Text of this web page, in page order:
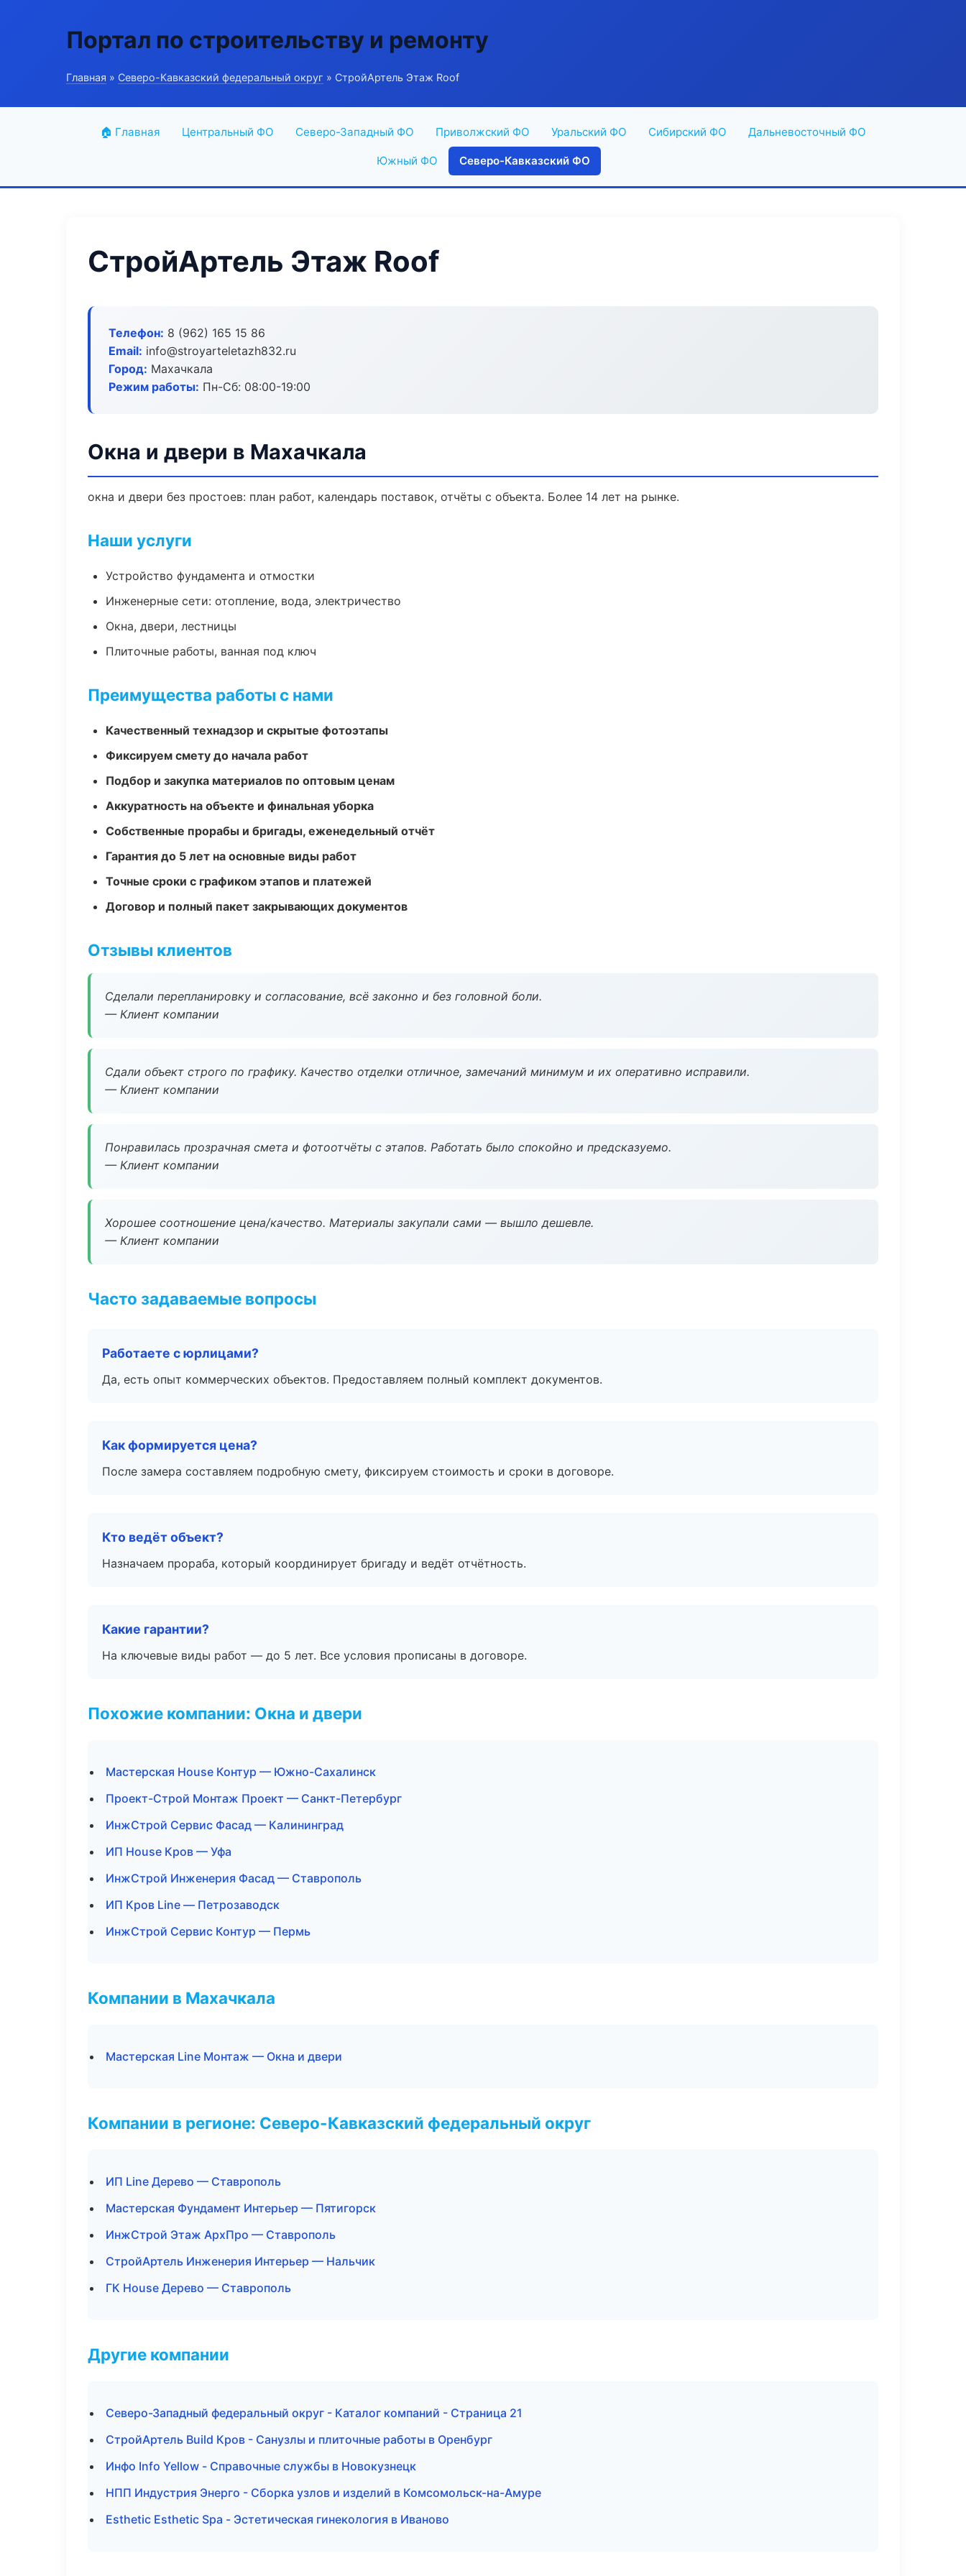
Портал по строительству и ремонту
Главная » Северо-Кавказский федеральный округ » СтройАртель Этаж Roof
🏠 Главная Центральный ФО Северо-Западный ФО Приволжский ФО Уральский ФО Сибирский ФО Дальневосточный ФО
Южный ФО Северо-Кавказский ФО
СтройАртель Этаж Roof
Телефон: 8 (962) 165 15 86
Email: info@stroyarteletazh832.ru
Город: Махачкала
Режим работы: Пн-Сб: 08:00-19:00
Окна и двери в Махачкала
окна и двери без простоев: план работ, календарь поставок, отчёты с объекта. Более 14 лет на рынке.
Наши услуги
Устройство фундамента и отмостки
Инженерные сети: отопление, вода, электричество
Окна, двери, лестницы
Плиточные работы, ванная под ключ
Преимущества работы с нами
Качественный технадзор и скрытые фотоэтапы
Фиксируем смету до начала работ
Подбор и закупка материалов по оптовым ценам
Аккуратность на объекте и финальная уборка
Собственные прорабы и бригады, еженедельный отчёт
Гарантия до 5 лет на основные виды работ
Точные сроки с графиком этапов и платежей
Договор и полный пакет закрывающих документов
Отзывы клиентов
Сделали перепланировку и согласование, всё законно и без головной боли.
— Клиент компании
Сдали объект строго по графику. Качество отделки отличное, замечаний минимум и их оперативно исправили.
— Клиент компании
Понравилась прозрачная смета и фотоотчёты с этапов. Работать было спокойно и предсказуемо.
— Клиент компании
Хорошее соотношение цена/качество. Материалы закупали сами — вышло дешевле.
— Клиент компании
Часто задаваемые вопросы
Работаете с юрлицами?
Да, есть опыт коммерческих объектов. Предоставляем полный комплект документов.
Как формируется цена?
После замера составляем подробную смету, фиксируем стоимость и сроки в договоре.
Кто ведёт объект?
Назначаем прораба, который координирует бригаду и ведёт отчётность.
Какие гарантии?
На ключевые виды работ — до 5 лет. Все условия прописаны в договоре.
Похожие компании: Окна и двери
Мастерская House Контур — Южно-Сахалинск
Проект-Строй Монтаж Проект — Санкт-Петербург
ИнжСтрой Сервис Фасад — Калининград
ИП House Кров — Уфа
ИнжСтрой Инженерия Фасад — Ставрополь
ИП Кров Line — Петрозаводск
ИнжСтрой Сервис Контур — Пермь
Компании в Махачкала
Мастерская Line Монтаж — Окна и двери
Компании в регионе: Северо-Кавказский федеральный округ
ИП Line Дерево — Ставрополь
Мастерская Фундамент Интерьер — Пятигорск
ИнжСтрой Этаж АрхПро — Ставрополь
СтройАртель Инженерия Интерьер — Нальчик
ГК House Дерево — Ставрополь
Другие компании
Северо-Западный федеральный округ - Каталог компаний - Страница 21
СтройАртель Build Кров - Санузлы и плиточные работы в Оренбург
Инфо Info Yellow - Справочные службы в Новокузнецк
НПП Индустрия Энерго - Сборка узлов и изделий в Комсомольск-на-Амуре
Esthetic Esthetic Spa - Эстетическая гинекология в Иваново